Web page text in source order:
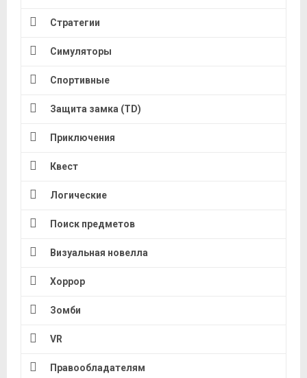
Стратегии
Симуляторы
Спортивные
Защита замка (TD)
Приключения
Квест
Логические
Поиск предметов
Визуальная новелла
Хоррор
Зомби
VR
Правообладателям